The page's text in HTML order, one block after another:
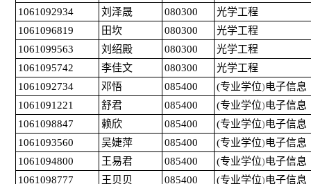
1061092934
刘泽晟 080300
光学工程
1061096819
田坎 080300
光学工程
1061099563
刘绍殿 080300
光学工程
1061095742
李佳文 080300
光学工程
1061092734
邓悟 085400 (专业学位)电子信息
1061091221
舒君 085400 (专业学位)电子信息
1061098847
赖欣 085400 (专业学位)电子信息
1061093560
吴婕萍 085400 (专业学位)电子信息
1061094800
王易君 085400 (专业学位)电子信息
1061098777
王贝贝 085400 (专业学位)电子信息